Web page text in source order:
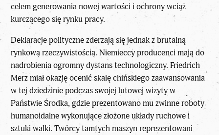
celem generowania nowej wartości i ochrony wciąż
kurczącego się rynku pracy.
Deklaracje polityczne zderzają się jednak z brutalną
rynkową rzeczywistością. Niemieccy producenci mają do
nadrobienia ogromny dystans technologiczny. Friedrich
Merz miał okazję ocenić skalę chińskiego zaawansowania
w tej dziedzinie podczas swojej lutowej wizyty w
Państwie Środka, gdzie prezentowano mu zwinne roboty
humanoidalne wykonujące złożone układy ruchowe i
sztuki walki. Twórcy tamtych maszyn reprezentowani